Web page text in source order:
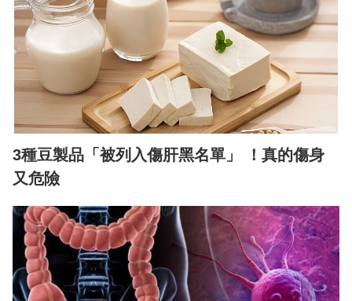
3種豆製品「被列入傷肝黑名單」 ！真的傷身
又危險